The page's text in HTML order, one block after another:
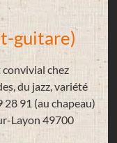
guitare)
chez
du jazz, variété
28 91 (au chapeau)
Layon 49700